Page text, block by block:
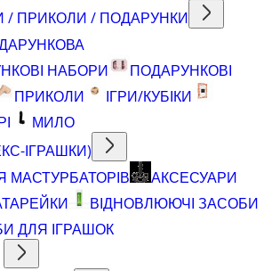
/ ПРИКОЛИ / ПОДАРУНКИ
НАБОРИ
ПОДАРУНКОВІ
ПРИКОЛИ
ІГРИ/КУБІКИ
МИЛО
ІГРАШКИ)
МАСТУРБАТОРІВ
АКСЕСУАРИ
ВІДНОВЛЮЮЧІ ЗАСОБИ
ДЛЯ ІГРАШОК